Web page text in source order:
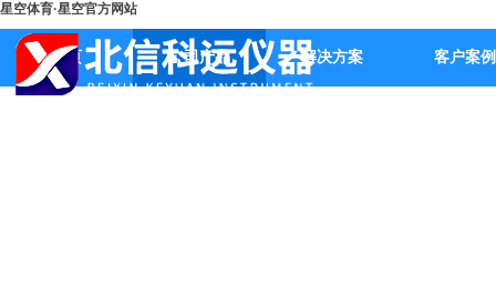
星空体育·星空官方网站
首页 公司产品 解决方案 客户案例